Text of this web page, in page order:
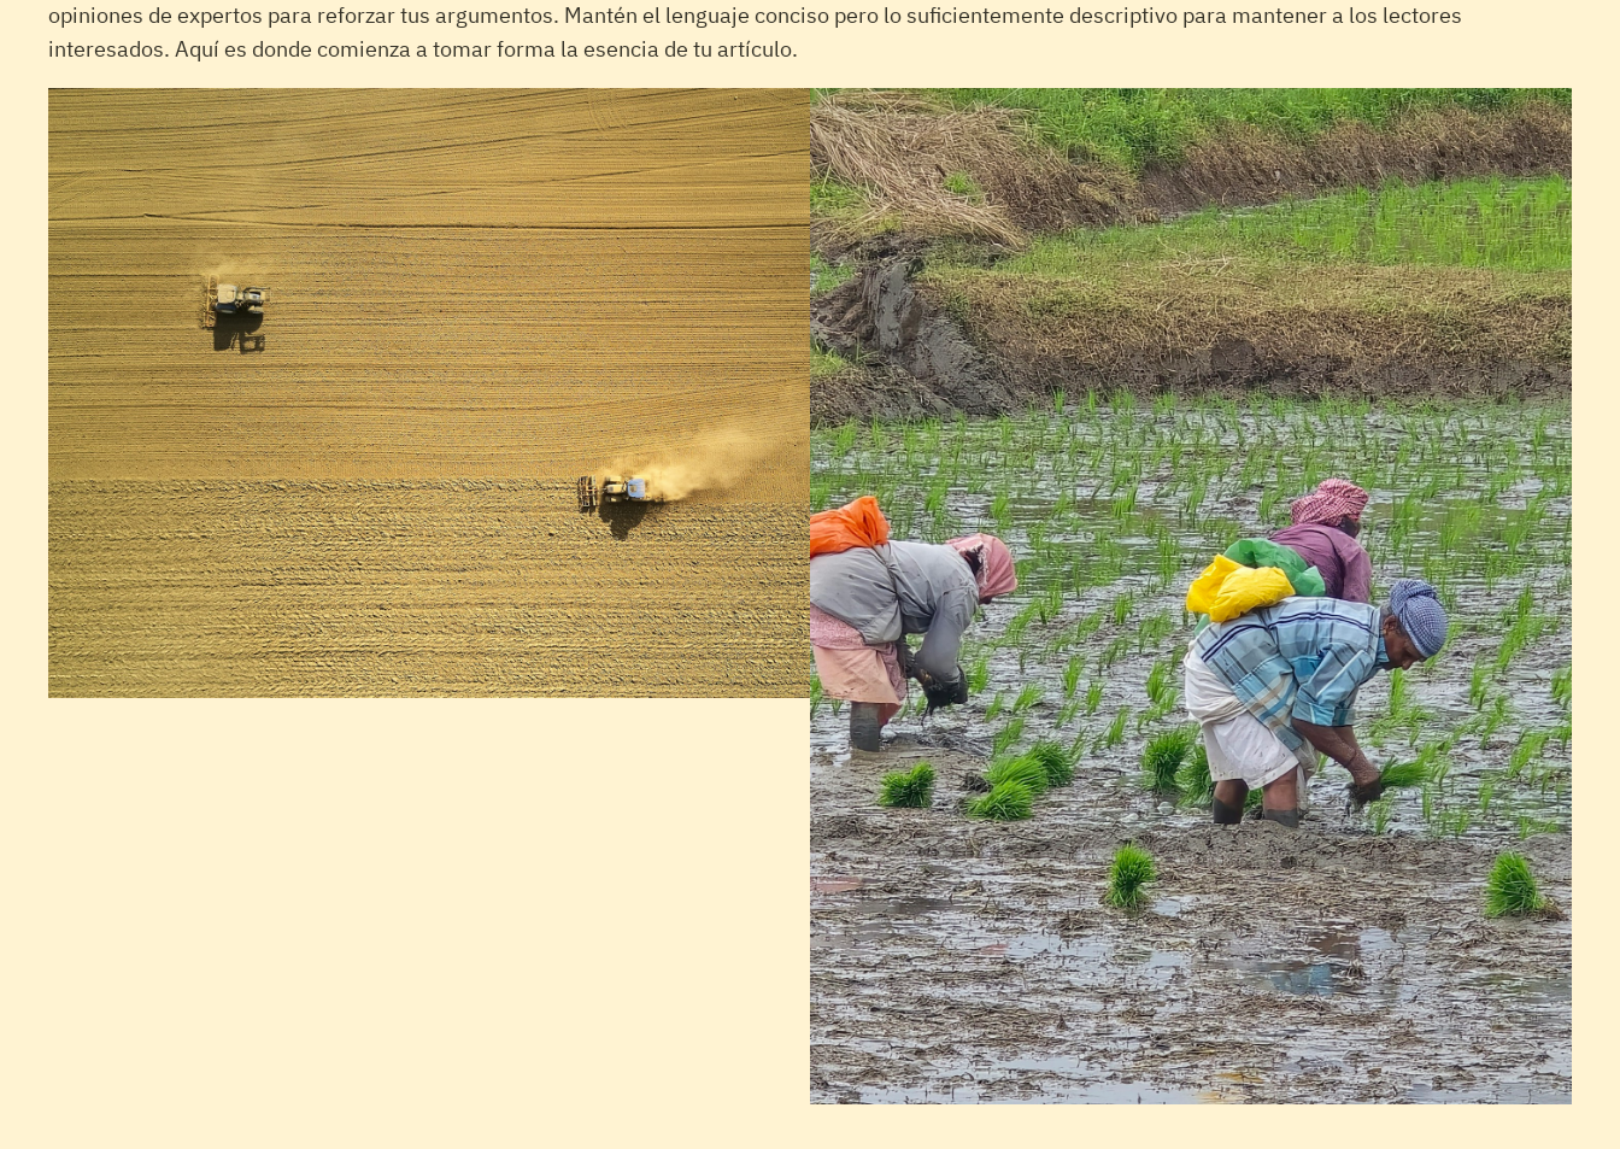
opiniones de expertos para reforzar tus argumentos. Mantén el lenguaje conciso pero lo suficientemente descriptivo para mantener a los lectores
interesados. Aquí es donde comienza a tomar forma la esencia de tu artículo.